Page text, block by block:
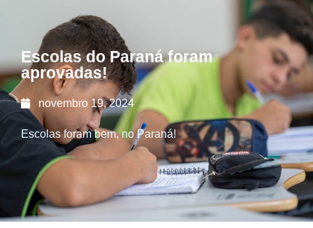
Escolas do Paraná foram
aprovadas!
novembro 19, 2024
Escolas foram bem, no Paraná!